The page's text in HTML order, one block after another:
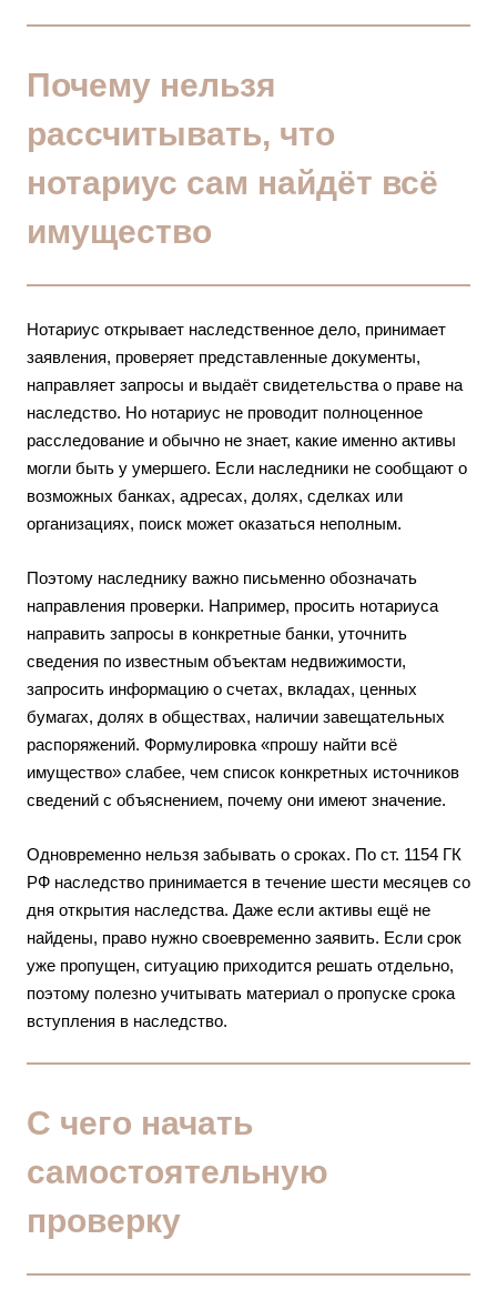
Почему нельзя
рассчитывать, что
нотариус сам найдёт всё
имущество
Нотариус открывает наследственное дело, принимает
заявления, проверяет представленные документы,
направляет запросы и выдаёт свидетельства о праве на
наследство. Но нотариус не проводит полноценное
расследование и обычно не знает, какие именно активы
могли быть у умершего. Если наследники не сообщают о
возможных банках, адресах, долях, сделках или
организациях, поиск может оказаться неполным.
Поэтому наследнику важно письменно обозначать
направления проверки. Например, просить нотариуса
направить запросы в конкретные банки, уточнить
сведения по известным объектам недвижимости,
запросить информацию о счетах, вкладах, ценных
бумагах, долях в обществах, наличии завещательных
распоряжений. Формулировка «прошу найти всё
имущество» слабее, чем список конкретных источников
сведений с объяснением, почему они имеют значение.
Одновременно нельзя забывать о сроках. По ст. 1154 ГК
РФ наследство принимается в течение шести месяцев со
дня открытия наследства. Даже если активы ещё не
найдены, право нужно своевременно заявить. Если срок
уже пропущен, ситуацию приходится решать отдельно,
поэтому полезно учитывать материал о пропуске срока
вступления в наследство.
С чего начать
самостоятельную
проверку